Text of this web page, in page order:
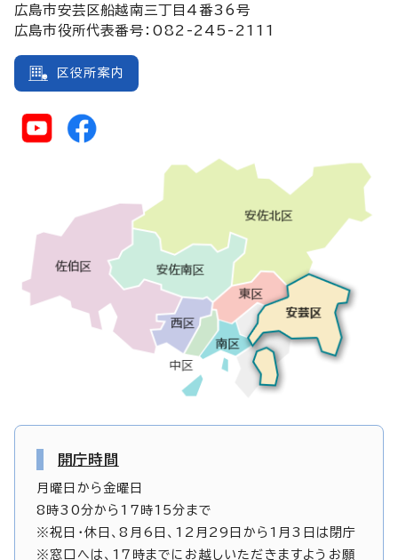
広島市安芸区船越南三丁目4番36号
広島市役所代表番号：082-245-2111
区役所案内
開庁時間
月曜日から金曜日
8時30分から17時15分まで
※祝日・休日、8月6日、12月29日から1月3日は閉庁
※窓口へは、17時までにお越しいただきますようお願